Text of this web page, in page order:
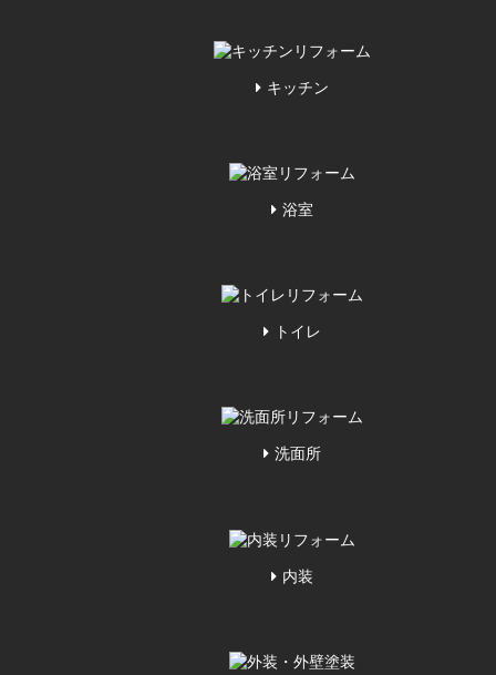
キッチン
浴室
トイレ
洗面所
内装